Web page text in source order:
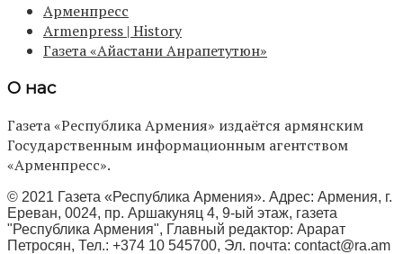
Арменпресс
Armenpress | History
Газета «Айастани Анрапетутюн»
О нас
Газета «Республика Армения» издаётся армянским
Государственным информационным агентством
«Арменпресс».
© 2021 Газета «Республика Армения». Адрес: Армения, г.
Ереван, 0024, пр. Аршакуняц 4, 9-ый этаж, газета
"Республика Армения", Главный редактор: Арарат
Петросян, Тел.: +374 10 545700, Эл. почта: contact@ra.am